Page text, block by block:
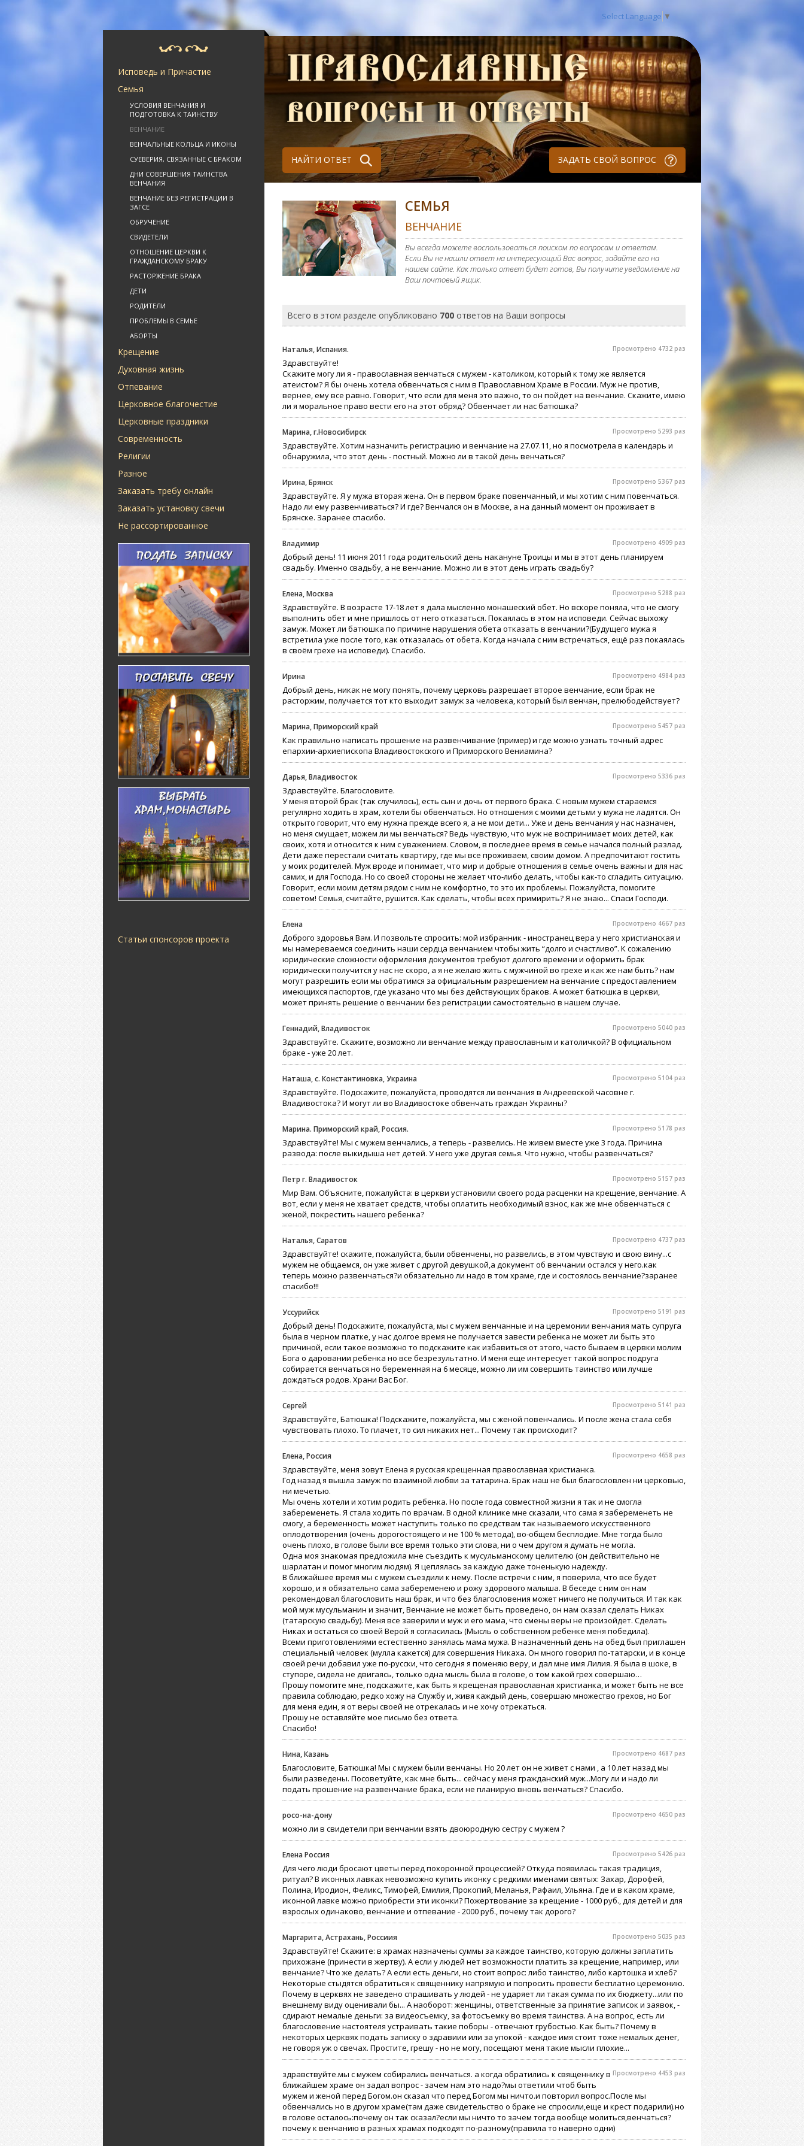
Select Language ▼
Исповедь и Причастие
Семья
УСЛОВИЯ ВЕНЧАНИЯ И
ПОДГОТОВКА К ТАИНСТВУ
ВЕНЧАНИЕ
ВЕНЧАЛЬНЫЕ КОЛЬЦА И ИКОНЫ
СУЕВЕРИЯ, СВЯЗАННЫЕ С БРАКОМ
ДНИ СОВЕРШЕНИЯ ТАИНСТВА
ВЕНЧАНИЯ
ВЕНЧАНИЕ БЕЗ РЕГИСТРАЦИИ В
ЗАГСЕ
ОБРУЧЕНИЕ
СВИДЕТЕЛИ
ОТНОШЕНИЕ ЦЕРКВИ К
ГРАЖДАНСКОМУ БРАКУ
РАСТОРЖЕНИЕ БРАКА
ДЕТИ
РОДИТЕЛИ
ПРОБЛЕМЫ В СЕМЬЕ
АБОРТЫ
Крещение
Духовная жизнь
Отпевание
Церковное благочестие
Церковные праздники
Современность
Религии
Разное
Заказать требу онлайн
Заказать установку свечи
Не рассортированное
Статьи спонсоров проекта
НАЙТИ ОТВЕТ ЗАДАТЬ СВОЙ ВОПРОС
СЕМЬЯ
ВЕНЧАНИЕ
Вы всегда можете воспользоваться поиском по вопросам и ответам.
Если Вы не нашли ответ на интересующий Вас вопрос, задайте его на
нашем сайте. Как только ответ будет готов, Вы получите уведомление на
Ваш почтовый ящик.
Всего в этом разделе опубликовано 700 ответов на Ваши вопросы
Наталья, Испания. Просмотрено 4732 раз
Здравствуйте!
Скажите могу ли я - православная венчаться с мужем - католиком, который к тому же является
атеистом? Я бы очень хотела обвенчаться с ним в Православном Храме в России. Муж не против,
вернее, ему все равно. Говорит, что если для меня это важно, то он пойдет на венчание. Скажите, имею
ли я моральное право вести его на этот обряд? Обвенчает ли нас батюшка?
Марина, г.Новосибирск Просмотрено 5293 раз
Здравствуйте. Хотим назначить регистрацию и венчание на 27.07.11, но я посмотрела в календарь и
обнаружила, что этот день - постный. Можно ли в такой день венчаться?
Ирина, Брянск Просмотрено 5367 раз
Здравствуйте. Я у мужа вторая жена. Он в первом браке повенчанный, и мы хотим с ним повенчаться.
Надо ли ему развенчиваться? И где? Венчался он в Москве, а на данный момент он проживает в
Брянске. Заранее спасибо.
Владимир Просмотрено 4909 раз
Добрый день! 11 июня 2011 года родительский день накануне Троицы и мы в этот день планируем
свадьбу. Именно свадьбу, а не венчание. Можно ли в этот день играть свадьбу?
Елена, Москва Просмотрено 5288 раз
Здравствуйте. В возрасте 17-18 лет я дала мысленно монашеский обет. Но вскоре поняла, что не смогу
выполнить обет и мне пришлось от него отказаться. Покаялась в этом на исповеди. Сейчас выхожу
замуж. Может ли батюшка по причине нарушения обета отказать в венчании?(Будущего мужа я
встретила уже после того, как отказалась от обета. Когда начала с ним встречаться, ещё раз покаялась
в своём грехе на исповеди). Спасибо.
Ирина Просмотрено 4984 раз
Добрый день, никак не могу понять, почему церковь разрешает второе венчание, если брак не
расторжим, получается тот кто выходит замуж за человека, который был венчан, прелюбодействует?
Марина, Приморский край Просмотрено 5457 раз
Как правильно написать прошение на развенчивание (пример) и где можно узнать точный адрес
епархии-архиепископа Владивостокского и Приморского Вениамина?
Дарья, Владивосток Просмотрено 5336 раз
Здравствуйте. Благословите.
У меня второй брак (так случилось), есть сын и дочь от первого брака. С новым мужем стараемся
регулярно ходить в храм, хотели бы обвенчаться. Но отношения с моими детьми у мужа не ладятся. Он
открыто говорит, что ему нужна прежде всего я, а не мои дети... Уже и день венчания у нас назначен,
но меня смущает, можем ли мы венчаться? Ведь чувствую, что муж не воспринимает моих детей, как
своих, хотя и относится к ним с уважением. Словом, в последнее время в семье начался полный разлад.
Дети даже перестали считать квартиру, где мы все проживаем, своим домом. А предпочитают гостить
у моих родителей. Муж вроде и понимает, что мир и добрые отношения в семье очень важны и для нас
самих, и для Господа. Но со своей стороны не желает что-либо делать, чтобы как-то сгладить ситуацию.
Говорит, если моим детям рядом с ним не комфортно, то это их проблемы. Пожалуйста, помогите
советом! Семья, считайте, рушится. Как сделать, чтобы всех примирить? Я не знаю... Спаси Господи.
Елена Просмотрено 4667 раз
Доброго здоровья Вам. И позвольте спросить: мой избранник - иностранец вера у него христианская и
мы намереваемся соединить наши сердца венчанием чтобы жить “долго и счастливо”. К сожалению
юридические сложности оформления документов требуют долгого времени и оформить брак
юридически получится у нас не скоро, а я не желаю жить с мужчиной во грехе и как же нам быть? нам
могут разрешить если мы обратимся за официальным разрешением на венчание с предоставлением
имеющихся паспортов, где указано что мы без действующих браков. А может батюшка в церкви,
может принять решение о венчании без регистрации самостоятельно в нашем случае.
Геннадий, Владивосток Просмотрено 5040 раз
Здравствуйте. Скажите, возможно ли венчание между православным и католичкой? В официальном
браке - уже 20 лет.
Наташа, с. Константиновка, Украина Просмотрено 5104 раз
Здравствуйте. Подскажите, пожалуйста, проводятся ли венчания в Андреевской часовне г.
Владивостока? И могут ли во Владивостоке обвенчать граждан Украины?
Марина. Приморский край, Россия. Просмотрено 5178 раз
Здравствуйте! Мы с мужем венчались, а теперь - развелись. Не живем вместе уже 3 года. Причина
развода: после выкидыша нет детей. У него уже другая семья. Что нужно, чтобы развенчаться?
Петр г. Владивосток Просмотрено 5157 раз
Мир Вам. Объясните, пожалуйста: в церкви установили своего рода расценки на крещение, венчание. А
вот, если у меня не хватает средств, чтобы оплатить необходимый взнос, как же мне обвенчаться с
женой, покрестить нашего ребенка?
Наталья, Саратов Просмотрено 4737 раз
Здравствуйте! скажите, пожалуйста, были обвенчены, но развелись, в этом чувствую и свою вину...с
мужем не общаемся, он уже живет с другой девушкой,а документ об венчании остался у него.как
теперь можно развенчаться?и обязательно ли надо в том храме, где и состоялось венчание?заранее
спасибо!!!
Уссурийск Просмотрено 5191 раз
Добрый день! Подскажите, пожалуйста, мы с мужем венчанные и на церемонии венчания мать супруга
была в черном платке, у нас долгое время не получается завести ребенка не может ли быть это
причиной, если такое возможно то подскажите как избавиться от этого, часто бываем в цервки молим
Бога о даровании ребенка но все безрезультатно. И меня еще интересует такой вопрос подруга
собирается венчаться но беременная на 6 месяце, можно ли им совершить таинство или лучше
дождаться родов. Храни Вас Бог.
Сергей Просмотрено 5141 раз
Здравствуйте, Батюшка! Подскажите, пожалуйста, мы с женой повенчались. И после жена стала себя
чувствовать плохо. То плачет, то сил никаких нет... Почему так происходит?
Елена, Россия Просмотрено 4658 раз
Здравствуйте, меня зовут Елена я русская крещенная православная христианка.
Год назад я вышла замуж по взаимной любви за татарина. Брак наш не был благословлен ни церковью,
ни мечетью.
Мы очень хотели и хотим родить ребенка. Но после года совместной жизни я так и не смогла
забеременеть. Я стала ходить по врачам. В одной клинике мне сказали, что сама я забеременеть не
смогу, а беременность может наступить только по средствам так называемого искусственного
оплодотворения (очень дорогостоящего и не 100 % метода), во-общем бесплодие. Мне тогда было
очень плохо, в голове были все время только эти слова, ни о чем другом я думать не могла.
Одна моя знакомая предложила мне съездить к мусульманскому целителю (он действительно не
шарлатан и помог многим людям). Я цеплялась за каждую даже тоненькую надежду.
В ближайшее время мы с мужем съездили к нему. После встречи с ним, я поверила, что все будет
хорошо, и я обязательно сама забеременею и рожу здорового малыша. В беседе с ним он нам
рекомендовал благословить наш брак, и что без благословения может ничего не получиться. И так как
мой муж мусульманин и значит, Венчание не может быть проведено, он нам сказал сделать Никах
(татарскую свадьбу). Меня все заверили и муж и его мама, что смены веры не произойдет. Сделать
Никах и остаться со своей Верой я согласилась (Мысль о собственном ребенке меня победила).
Всеми приготовлениями естественно занялась мама мужа. В назначенный день на обед был приглашен
специальный человек (мулла кажется) для совершения Никаха. Он много говорил по-татарски, и в конце
своей речи добавил уже по-русски, что сегодня я поменяю веру, и дал мне имя Лилия. Я была в шоке, в
ступоре, сидела не двигаясь, только одна мысль была в голове, о том какой грех совершаю…
Прошу помогите мне, подскажите, как быть я крещеная православная христианка, и может быть не все
правила соблюдаю, редко хожу на Службу и, живя каждый день, совершаю множество грехов, но Бог
для меня един, я от веры своей не отрекалась и не хочу отрекаться.
Прошу не оставляйте мое письмо без ответа.
Спасибо!
Нина, Казань Просмотрено 4687 раз
Благословите, Батюшка! Мы с мужем были венчаны. Но 20 лет он не живет с нами , а 10 лет назад мы
были разведены. Посоветуйте, как мне быть... сейчас у меня гражданский муж...Могу ли и надо ли
подать прошение на развенчание брака, если не планирую вновь венчаться? Спасибо.
росо-на-дону Просмотрено 4650 раз
можно ли в свидетели при венчании взять двоюродную сестру с мужем ?
Елена Россия Просмотрено 5426 раз
Для чего люди бросают цветы перед похоронной процессией? Откуда появилась такая традиция,
ритуал? В иконных лавках невозможно купить иконку с редкими именами святых: Захар, Дорофей,
Полина, Иродион, Феликс, Тимофей, Емилия, Прокопий, Меланья, Рафаил, Ульяна. Где и в каком храме,
иконной лавке можно приобрести эти иконки? Пожертвование за крещение - 1000 руб., для детей и для
взрослых одинаково, венчание и отпевание - 2000 руб., почему так дорого?
Маргарита, Астрахань, Россиия Просмотрено 5035 раз
Здравствуйте! Скажите: в храмах назначены суммы за каждое таинство, которую должны заплатить
прихожане (принести в жертву). А если у людей нет возможности платить за крещение, например, или
венчание? Что же делать? А если есть деньги, но стоит вопрос: либо таинство, либо картошка и хлеб?
Некоторые стыдятся обратиться к священнику напрямую и попросить провести бесплатно церемонию.
Почему в церквях не заведено спрашивать у людей - не ударяет ли такая сумма по их бюджету...или по
внешнему виду оценивали бы... А наоборот: женщины, ответственные за принятие записок и заявок, -
сдирают немалые деньги: за видеосъемку, за фотосъемку во время таинства. А на вопрос, есть ли
благословение настоятеля устраивать такие поборы - отвечают грубостью. Как быть? Почему в
некоторых церквях подать записку о здравиии или за упокой - каждое имя стоит тоже немалых денег,
не говоря уж о свечах. Простите, грешу - но не могу, посещают меня такие мысли плохие...
Просмотрено 4453 раз
здравствуйте.мы с мужем собирались венчаться. а когда обратились к священнику в
ближайшем храме он задал вопрос - зачем нам это надо?мы ответили чтоб быть
мужем и женой перед Богом.он сказал что перед Богом мы ничто.и повторил вопрос.После мы
обвенчались но в другом храме(там даже свидетельство о браке не спросили,еще и крест подарили).но
в голове осталось:почему он так сказал?если мы ничто то зачем тогда вообще молиться,венчаться?
почему к венчанию в разных храмах подходят по-разному(правила то наверно одни)